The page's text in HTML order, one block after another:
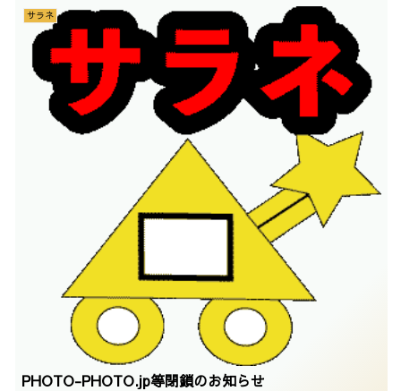
サラネ
PHOTO-PHOTO.jp等閉鎖のお知らせ